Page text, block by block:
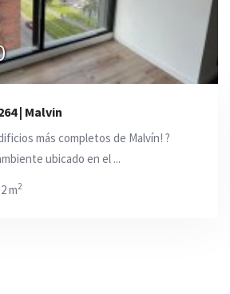
| Malvi­n
más completos de Malvín! ?
ubicado en el ...
m2